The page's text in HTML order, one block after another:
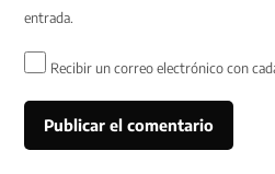
entrada.
Recibir un correo electrónico con